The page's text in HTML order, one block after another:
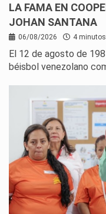
LA FAMA EN
JOHAN SANTANA
06/08/2026 4
El 12 de agosto de
béisbol venezolano